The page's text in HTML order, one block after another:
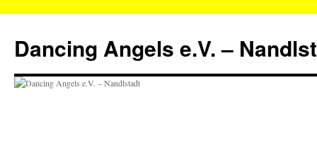
springen
Dancing Angels e.V. –